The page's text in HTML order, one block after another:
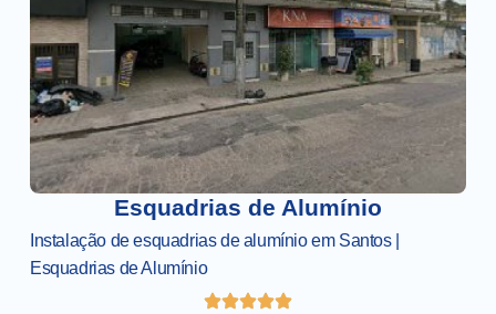
Esquadrias de Alumínio
Instalação de esquadrias de alumínio em Santos |
Esquadrias de Alumínio